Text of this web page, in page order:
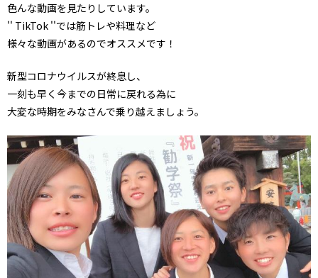
色んな動画を見たりしています。
'' TikTok ''では筋トレや料理など
様々な動画があるのでオススメです！
新型コロナウイルスが終息し、
一刻も早く今までの日常に戻れる為に
大変な時期をみなさんで乗り越えましょう。